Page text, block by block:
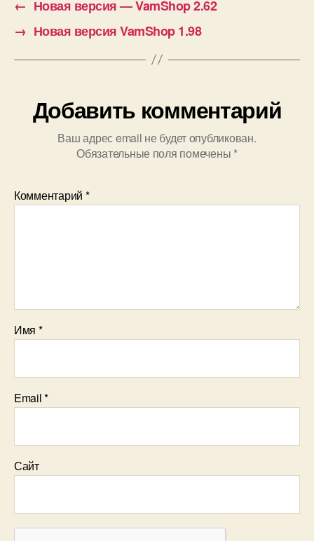
← Новая версия — VamShop 2.62
→ Новая версия VamShop 1.98
Добавить комментарий
Ваш адрес email не будет опубликован.
Обязательные поля помечены *
Комментарий *
Имя *
Email*
Сайт